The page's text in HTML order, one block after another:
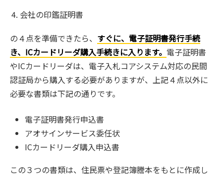
会社の印鑑証明書
の４点を準備できたら、 すぐに、電子証明書発行手続
き、ICカードリーダ購入手続きに入ります。 電子証明書
やICカードリーダは、電子入札コアシステム対応の民間
認証局から購入する必要がありますが、上記４点以外に
必要な書類は下記の通りです。
電子証明書発行申込書
アオサインサービス委任状
ICカードリーダ購入申込書
この３つの書類は、住民票や登記簿謄本をもとに作成し